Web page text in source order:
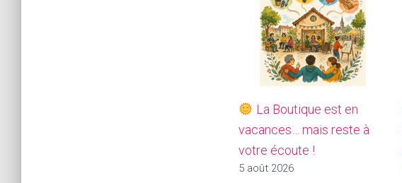
La Boutique est en
vacances… mais reste à
votre écoute !
5 août 2026